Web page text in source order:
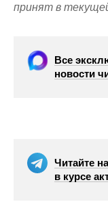
принят в
Все
новости
Читайте
в курсе